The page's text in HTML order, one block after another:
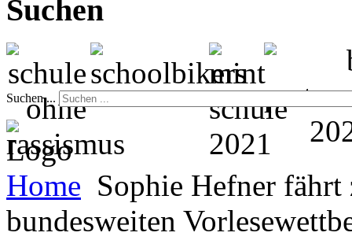
Suchen
Suchen ...
Home Sophie Hefner fährt
bundesweiten